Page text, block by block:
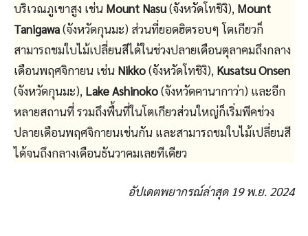
บริเวณภูเขาสูง เช่น Mount Nasu(จังหวัดโทชิงิ), Mount
Tanigawa(จังหวัดกุนมะ) ส่วนที่ยอดฮิตรอบๆ โตเกียวก็
สามารถชมใบไม้เปลี่ยนสีได้ในช่วงปลายเดือนตุลาคมถึงกลาง
เดือนพฤศจิกายน เช่น Nikko(จังหวัดโทชิงิ), Kusatsu Onsen
(จังหวัดกุนมะ), Lake Ashinoko(จังหวัดคานากาว่า) และอีก
หลายสถานที่ รวมถึงพื้นที่ในโตเกียวส่วนใหญ่ก็เริ่มพีคช่วง
ปลายเดือนพฤศจิกายนเช่นกัน และสามารถชมใบไม้เปลี่ยนสี
ได้จนถึงกลางเดือนธันวาคมเลยทีเดียว
อัปเดตพยากรณ์ล่าสุด 19 พ.ย. 2024